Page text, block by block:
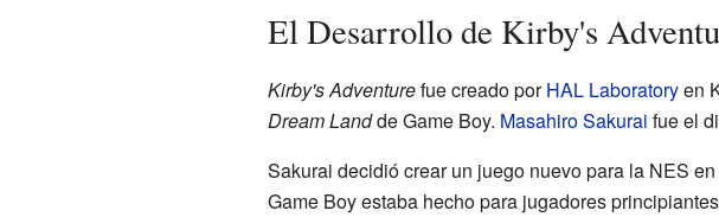
El Desarrollo de Kirby's
Kirby's Adventurefue creado porHAL Laboratoryen
Dream Landde Game Boy. Masahiro Sakurai fue el
Sakurai decidió crear un juego nuevo para la NES
Game Boy estaba hecho para jugadores